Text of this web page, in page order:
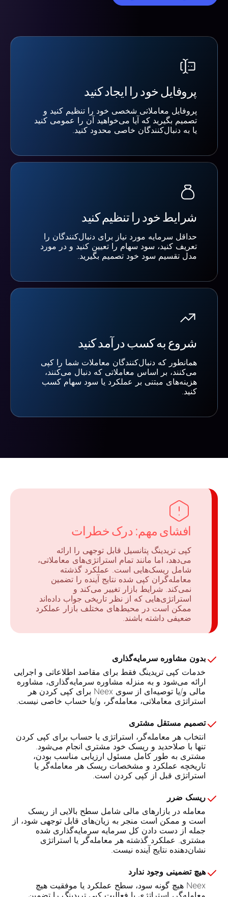
پروفایل خود را ایجاد کنید
پروفایل معاملاتی شخصی خود را تنظیم کنید و
تصمیم بگیرید که آیا می‌خواهید آن را عمومی کنید
یا به دنبال‌کنندگان خاصی محدود کنید.
شرایط خود را تنظیم کنید
حداقل سرمایه مورد نیاز برای دنبال‌کنندگان را
تعریف کنید، سود سهام را تعیین کنید و در مورد
مدل تقسیم سود خود تصمیم بگیرید.
شروع به کسب درآمد کنید
همانطور که دنبال‌کنندگان معاملات شما را کپی
می‌کنند، بر اساس معاملاتی که دنبال می‌کنند،
هزینه‌های مبتنی بر عملکرد یا سود سهام کسب
کنید.
افشای مهم: درک خطرات
کپی تریدینگ پتانسیل قابل توجهی را ارائه
می‌دهد، اما مانند تمام استراتژی‌های معاملاتی،
شامل ریسک‌هایی است. عملکرد گذشته
معامله‌گران کپی شده نتایج آینده را تضمین
نمی‌کند. شرایط بازار تغییر می‌کند و
استراتژی‌هایی که از نظر تاریخی جواب داده‌اند
ممکن است در محیط‌های مختلف بازار عملکرد
ضعیفی داشته باشند.
بدون مشاوره سرمایه‌گذاری
خدمات کپی تریدینگ فقط برای مقاصد اطلاعاتی و اجرایی
ارائه می‌شود و به منزله مشاوره سرمایه‌گذاری، مشاوره
مالی و/یا توصیه‌ای از سوی Neex برای کپی کردن هر
استراتژی معاملاتی، معامله‌گر، و/یا حساب خاصی نیست.
تصمیم مستقل مشتری
انتخاب هر معامله‌گر، استراتژی یا حساب برای کپی کردن
تنها با صلاحدید و ریسک خود مشتری انجام می‌شود.
مشتری به طور کامل مسئول ارزیابی مناسب بودن،
تاریخچه عملکرد و مشخصات ریسک هر معامله‌گر یا
استراتژی قبل از کپی کردن است.
ریسک ضرر
معامله در بازارهای مالی شامل سطح بالایی از ریسک
است و ممکن است منجر به زیان‌های قابل توجهی شود، از
جمله از دست دادن کل سرمایه سرمایه‌گذاری شده
مشتری. عملکرد گذشته هر معامله‌گر یا استراتژی
نشان‌دهنده نتایج آینده نیست.
هیچ تضمینی وجود ندارد
Neex هیچ گونه سود، سطح عملکرد یا موفقیت هیچ
معامله‌گر، استراتژی یا فعالیت کپی تریدینگ را تضمین